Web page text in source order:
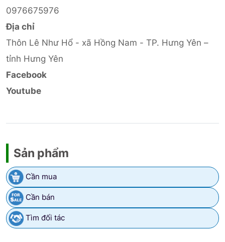
0976675976
Địa chỉ
Thôn Lê Như Hổ - xã Hồng Nam - TP. Hưng Yên –
tỉnh Hưng Yên
Facebook
Youtube
Sản phẩm
Cần mua
Cần bán
Tìm đối tác